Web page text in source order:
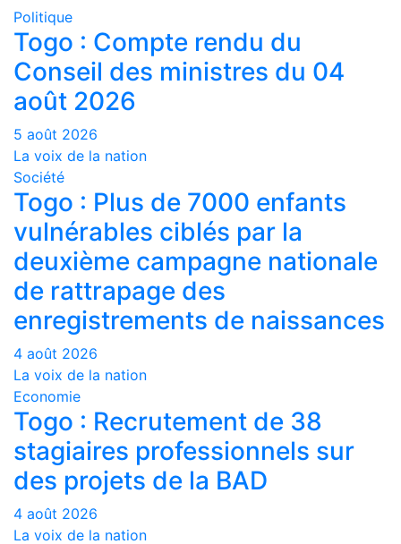
Politique
Togo : Compte rendu du
Conseil des ministres du 04
août 2026
5 août 2026
La voix de la nation
Société
Togo : Plus de 7000 enfants
vulnérables ciblés par la
deuxième campagne nationale
de rattrapage des
enregistrements de naissances
4 août 2026
La voix de la nation
Economie
Togo : Recrutement de 38
stagiaires professionnels sur
des projets de la BAD
4 août 2026
La voix de la nation